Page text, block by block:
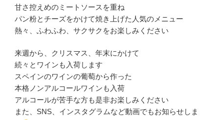
甘さ控えめのミートソースを重ね
パン粉とチーズをかけて焼き上げた人気のメニュー
熱々、ふわふわ、サクサクをお楽しみください
来週から、クリスマス、年末にかけて
続々とワインも入荷します
スペインのワインの葡萄から作った
本格ノンアルコールワインも入荷
アルコールが苦手な方も是非お楽しみください
また、SNS、インスタグラムなど動画でもお知らせしま